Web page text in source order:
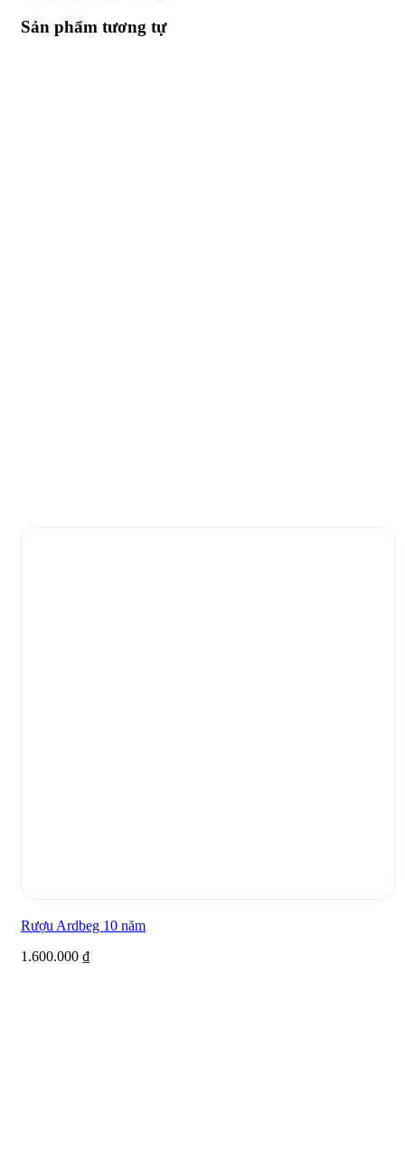
Sản phẩm tương tự
Rượu Ardbeg 10 năm
1.600.000 ₫